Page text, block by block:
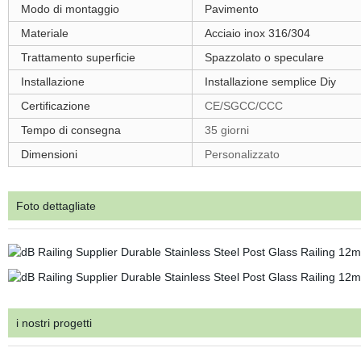
Modo di montaggio
Pavimento
Materiale
Acciaio inox 316/304
Trattamento superficie
Spazzolato o speculare
Installazione
Installazione semplice Diy
Certificazione
CE/SGCC/CCC
Tempo di consegna
35 giorni
Dimensioni
Personalizzato
Foto dettagliate
i nostri progetti